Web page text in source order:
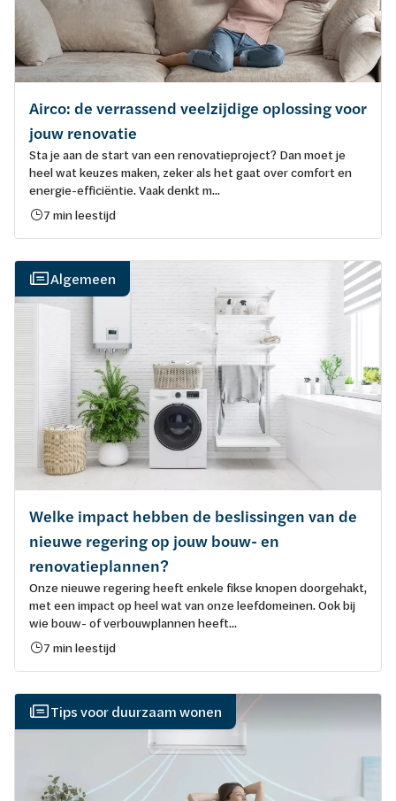
Airco: de verrassend veelzijdige oplossing voor
jouw renovatie
Sta je aan de start van een renovatieproject? Dan moet je
heel wat keuzes maken, zeker als het gaat over comfort en
energie-efficiëntie. Vaak denkt m...
7 min leestijd
Algemeen
Welke impact hebben de beslissingen van de
nieuwe regering op jouw bouw- en
renovatieplannen?
Onze nieuwe regering heeft enkele fikse knopen doorgehakt,
met een impact op heel wat van onze leefdomeinen. Ook bij
wie bouw- of verbouwplannen heeft...
7 min leestijd
Tips voor duurzaam wonen